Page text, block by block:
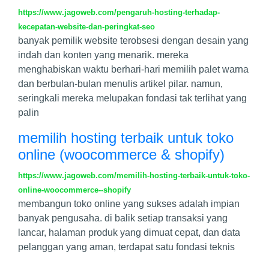
https://www.jagoweb.com/pengaruh-hosting-terhadap-
kecepatan-website-dan-peringkat-seo
banyak pemilik website terobsesi dengan desain yang
indah dan konten yang menarik. mereka
menghabiskan waktu berhari-hari memilih palet warna
dan berbulan-bulan menulis artikel pilar. namun,
seringkali mereka melupakan fondasi tak terlihat yang
palin
memilih hosting terbaik untuk toko
online (woocommerce & shopify)
https://www.jagoweb.com/memilih-hosting-terbaik-untuk-toko-
online-woocommerce--shopify
membangun toko online yang sukses adalah impian
banyak pengusaha. di balik setiap transaksi yang
lancar, halaman produk yang dimuat cepat, dan data
pelanggan yang aman, terdapat satu fondasi teknis